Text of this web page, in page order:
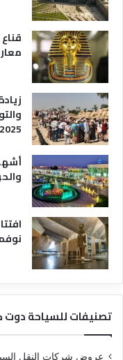
2025
تصنيفات للسياحة
عروض شركات النقل